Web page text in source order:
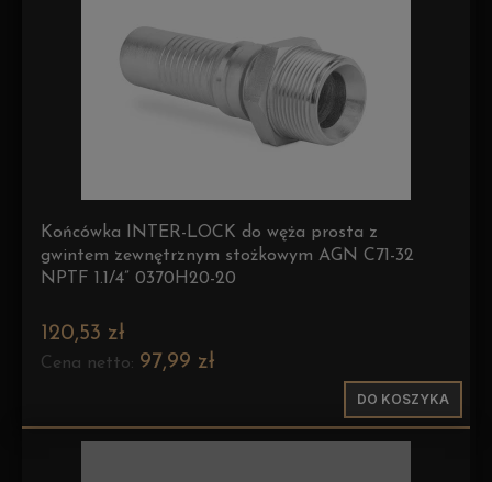
Końcówka INTER-LOCK do węża prosta z
gwintem zewnętrznym stożkowym AGN C71-32
NPTF 1.1/4” 0370H20-20
120,53 zł
Cena netto: 97,99 zł
DO KOSZYKA